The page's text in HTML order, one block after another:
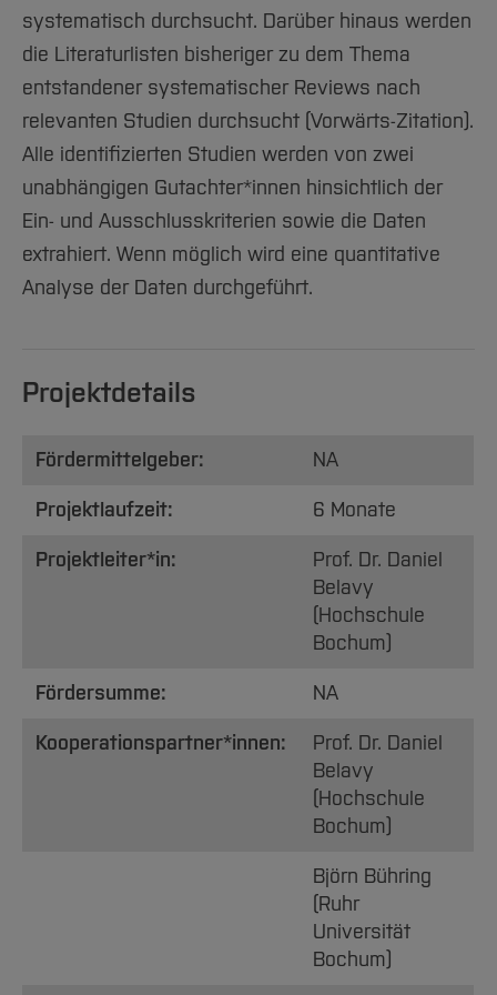
Forschung und Projekte
International
Team
Service
Studiengänge
Studieninteressierte
Aktuelles
Studium
Fachgruppen
Forschung und Entwicklung
International
Team
Service
Amtliche Bekanntmachungen
Notfall-Infos
BO Shop
Familiengerechte Hochschule
Gleichstellung
Diskriminierungsfreie Hochschule
Vertretungen
Wahlen
Hochschulbibliothek
Hochschulkommunikation
International Office
Medienzentrum
Zentrale Studienberatung
systematisch durchsucht. Darüber hinaus werden
die Literaturlisten bisheriger zu dem Thema
entstandener systematischer Reviews nach
relevanten Studien durchsucht (Vorwärts-Zitation).
Alle identifizierten Studien werden von zwei
unabhängigen Gutachter*innen hinsichtlich der
Ein- und Ausschlusskriterien sowie die Daten
extrahiert. Wenn möglich wird eine quantitative
Analyse der Daten durchgeführt.
Projektdetails
Fördermittelgeber: NA
Projektlaufzeit: 6 Monate
Projektleiter*in:
Prof. Dr. Daniel
Belavy
(Hochschule
Bochum)
Fördersumme: NA
Kooperationspartner*innen:
Prof. Dr. Daniel
Belavy
(Hochschule
Bochum)
Björn Bühring
(Ruhr
Universität
Bochum)